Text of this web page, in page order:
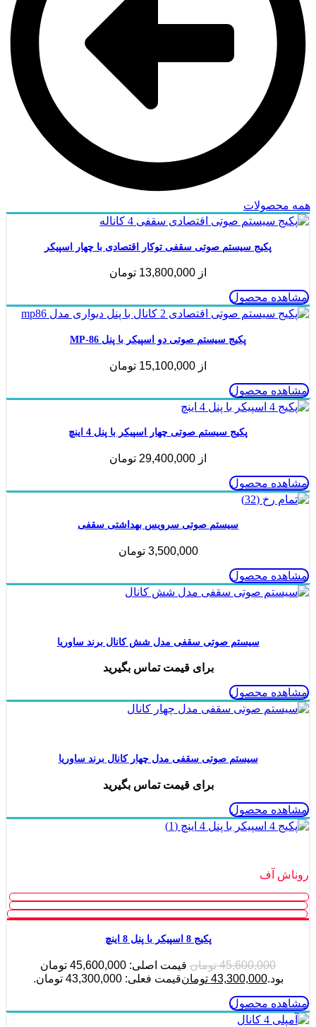
همه محصولات
پکیج سیستم صوتی سقفی توکار اقتصادی با چهار اسپیکر
از 13,800,000 تومان
مشاهده محصول
پکیج سیستم صوتی دو اسپیکر با پنل MP-86
از 15,100,000 تومان
مشاهده محصول
پکیج سیستم صوتی چهار اسپیکر با پنل 4 اینچ
از 29,400,000 تومان
مشاهده محصول
سیستم صوتی سرویس بهداشتی سقفی
3,500,000 تومان
مشاهده محصول
سیستم صوتی سقفی مدل شش کانال برند ساوریا
برای قیمت تماس بگیرید
مشاهده محصول
سیستم صوتی سقفی مدل چهار کانال برند ساوریا
برای قیمت تماس بگیرید
مشاهده محصول
روناش آف
پکیج 8 اسپیکر با پنل 8 اینچ
45,600,000 تومان
قیمت اصلی: 45,600,000 تومان
بود.43,300,000 تومانقیمت فعلی: 43,300,000 تومان.
مشاهده محصول